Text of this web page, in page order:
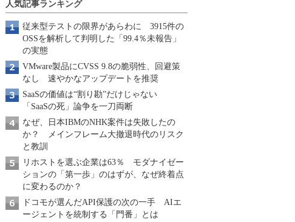
人気記事ランキング
従来型テストの限界があらわに 3915件の
OSSを解析して判明した「99.4％未報告」
の実態
VMware製品にCVSS 9.8の脆弱性、回避策
なし 速やかなアップデートを推奨
SaaSの価値は“割り勘”だけじゃない
「SaaSの死」論争を一刀両断
なぜ、日本IBMのNHK案件は失敗したの
か？ メインフレーム大撤退時代のリスク
と教訓
リホストを選ぶ企業は63％ モダナイゼー
ションの「第一歩」のはずが、なぜ終着点
に変わるのか？
ドコモが選んだAPI保護の次の一手 AIエ
ージェントを統制する「門番」とは